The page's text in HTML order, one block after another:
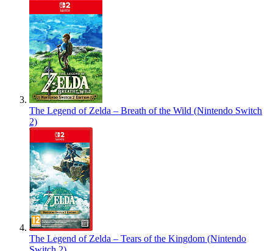
The Legend of Zelda – Breath of the Wild (Nintendo Switch
2)
The Legend of Zelda – Tears of the Kingdom (Nintendo